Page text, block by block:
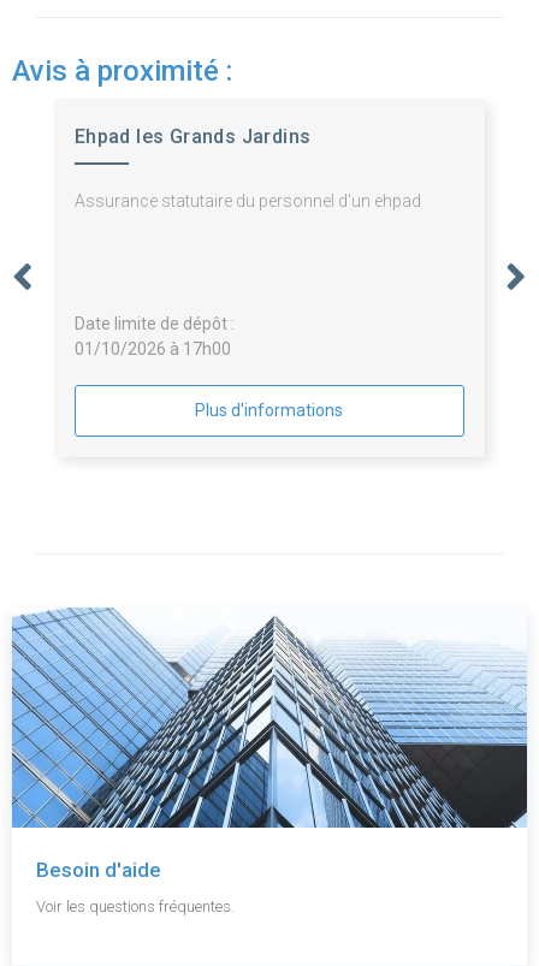
Avis à proximité :
Ehpad les Grands Jardins
Assurance statutaire du personnel d'un ehpad
Date limite de dépôt :
01/10/2026 à 17h00
Plus d'informations
Besoin d'aide
Voir les questions fréquentes.